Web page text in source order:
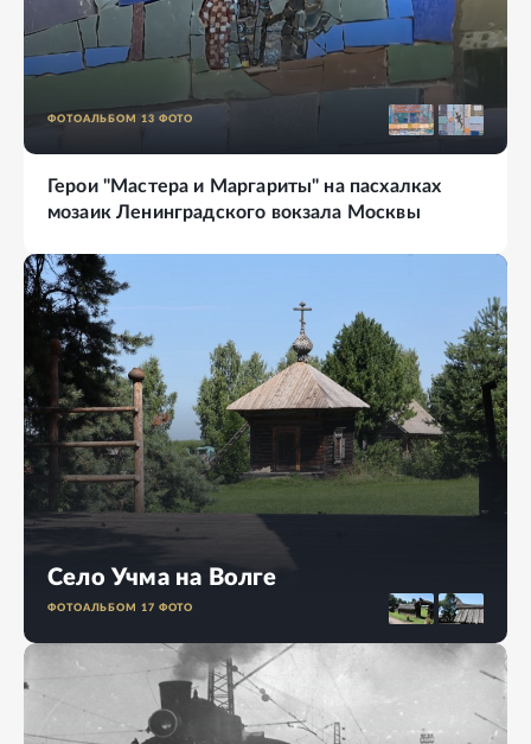
ФОТОАЛЬБОМ 13 ФОТО
Герои "Мастера и Маргариты" на пасхалках
мозаик Ленинградского вокзала Москвы
Село Учма на Волге
ФОТОАЛЬБОМ 17 ФОТО